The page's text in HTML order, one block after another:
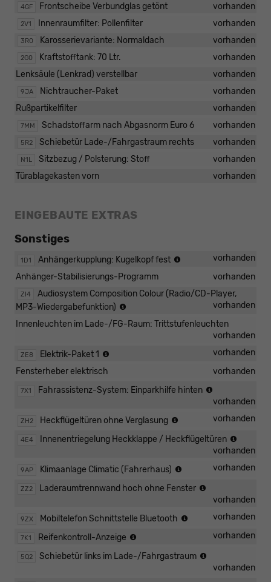
4GF Frontscheibe Verbundglas getönt vorhanden
2V1 Innenraumfilter: Pollenfilter vorhanden
3R0 Karosserievariante: Normaldach vorhanden
2G0 Kraftstofftank: 70 Ltr.
vorhanden
Lenksäule (Lenkrad) verstellbar
vorhanden
9JA Nichtraucher-Paket
vorhanden
Rußpartikelfilter
vorhanden
7MM Schadstoffarm nach Abgasnorm Euro 6 vorhanden
5R2 Schiebetür Lade-/Fahrgastraum rechts vorhanden
N1L Sitzbezug / Polsterung: Stoff
vorhanden
Türablagekasten vorn
vorhanden
EINGEBAUTE EXTRAS
Sonstiges
1D1 Anhängerkupplung: Kugelkopf fest
Anhängevorrichtung,
Gespannstabilisierung)
vorhanden
Anhänger-Stabilisierungs-Programm
vorhanden
ZI4
Audiosystem Composition Colour (Radio/CD-Player,
MP3-Wiedergabefunktion)
Colour"
vorhanden
Innenleuchten im Lade-/FG-Raum: Trittstufenleuchten
vorhanden
ZE8 Elektrik-Paket 1
Fensterheber
verstell-
und
beheizbare
vorhanden
Fensterheber elektrisch
vorhanden
7X1 Fahrassistenz-System: Einparkhilfe hinten
im
vorhanden
ZH2 Heckflügeltüren ohne Verglasung
Heckflügeltüren
Fenster
vorhanden
4E4 Innenentriegelung Heckklappe / Heckflügeltüren
mit
von
vorhanden
9AP Klimaanlage Climatic (Fahrerhaus)
Klimaanlage
im
Fahrerhaus
vorhanden
ZZ2 Laderaumtrennwand hoch ohne Fenster
Trennwand
Fenster
sowie
zur
vorhanden
9ZX Mobiltelefon Schnittstelle Bluetooth
Mobiltelefon-
vorhanden
7K1 Reifenkontroll-Anzeige Reifenkontrollanzeigevorhanden
5Q2 Schiebetür links im Lade-/Fahrgastraum
DSLD
vorhanden